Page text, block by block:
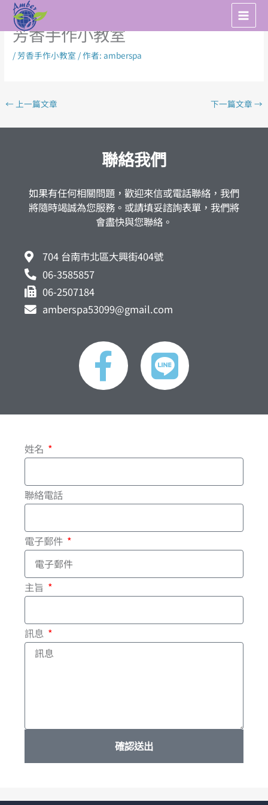
芳香手作小教室
/芳香手作小教室 / 作者:amberspa
← 上一篇文章 下一篇文章 →
聯絡我們
如果有任何相關問題，歡迎來信或電話聯絡，我們
將隨時竭誠為您服務。或請填妥諮詢表單，我們將
會盡快與您聯絡。
704 台南市北區大興街404號
06-3585857
06-2507184
amberspa53099@gmail.com
F
a
c
b
o
o
k
-
f
L
i
n
姓名
聯絡電話
電子郵件
主旨
訊息
確認送出